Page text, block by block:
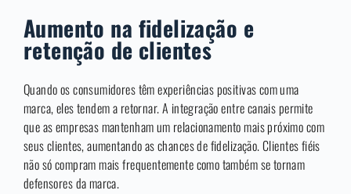
Aumento na fidelização e
retenção de clientes
Quando os consumidores têm experiências positivas com uma
marca, eles tendem a retornar. A integração entre canais permite
que as empresas mantenham um relacionamento mais próximo com
seus clientes, aumentando as chances de fidelização. Clientes fiéis
não só compram mais frequentemente como também se tornam
defensores da marca.